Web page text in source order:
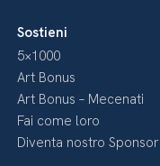
Sostieni
5×1000
Art Bonus
Art Bonus – Mecenati
Fai come loro
Diventa nostro Sponsor